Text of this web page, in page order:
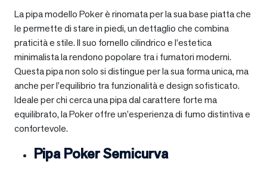
La pipa modello Poker è rinomata per la sua base piatta che
le permette di stare in piedi, un dettaglio che combina
praticità e stile. Il suo fornello cilindrico e l’estetica
minimalista la rendono popolare tra i fumatori moderni.
Questa pipa non solo si distingue per la sua forma unica, ma
anche per l’equilibrio tra funzionalità e design sofisticato.
Ideale per chi cerca una pipa dal carattere forte ma
equilibrato, la Poker offre un’esperienza di fumo distintiva e
confortevole.
Pipa Poker Semicurva